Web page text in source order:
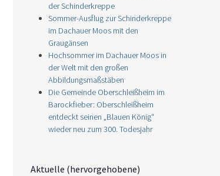
der Schinderkreppe
Sommer-Ausflug zur Schinderkreppe
im Dachauer Moos mit den
Graugänsen
Hochsommer im Dachauer Moos in
der Welt mit den großen
Abbildungsmaßstäben
Die Gemeinde Oberschleißheim im
Barockfieber: Oberschleißheim
entdeckt seinen „Blauen König“
wieder neu zum 300. Todesjahr
Aktuelle (hervorgehobene)